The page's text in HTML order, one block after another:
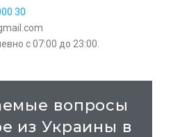
30
с 07:00 до 23:00.
вопросы
из Украины в